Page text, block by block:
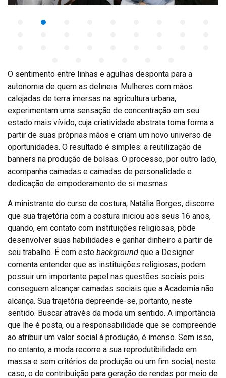
O sentimento entre linhas e agulhas desponta para a
autonomia de quem as delineia. Mulheres com mãos
calejadas de terra imersas na agricultura urbana,
experimentam uma sensação de concentração em seu
estado mais vívido, cuja criatividade abstrata toma forma a
partir de suas próprias mãos e criam um novo universo de
oportunidades. O resultado é simples: a reutilização de
banners na produção de bolsas. O processo, por outro lado,
acompanha camadas e camadas de personalidade e
dedicação de empoderamento de si mesmas.
A ministrante do curso de costura, Natália Borges, discorre
que sua trajetória com a costura iniciou aos seus 16 anos,
quando, em contato com instituições religiosas, pôde
desenvolver suas habilidades e ganhar dinheiro a partir de
seu trabalho. É com este background que a Designer
comenta entender que as instituições religiosas, podem
possuir um importante papel nas questões sociais pois
conseguem alcançar camadas sociais que a Academia não
alcança. Sua trajetória depreende-se, portanto, neste
sentido. Buscar através da moda um sentido. A importância
que lhe é posta, ou a responsabilidade que se compreende
ao atribuir um valor social à produção, é imenso. Sem isso,
no entanto, a moda recorre a sua reprodutibilidade em
massa e sem critérios de produção ou um fim social, neste
caso, o de contribuição para geração de rendas por meio de